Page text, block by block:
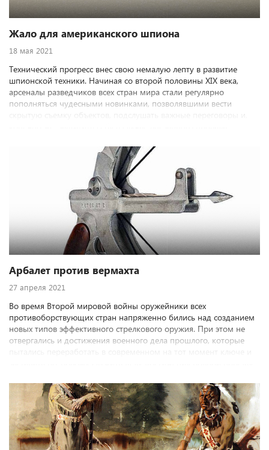
Жало для американского шпиона
18 мая 2021
Технический прогресс внес свою немалую лепту в развитие
шпионской техники. Начиная со второй половины ХIХ века,
арсеналы разведчиков всех стран мира стали регулярно
пополняться чудесными новинками, позволявшими вести
стреляющие пряжки и запонки стали необходимыми
атрибутами «джеймсов бондов» в течение последних полутора
столетий. Вторая мировая война с ее титаническим
противостоянием разведок и контрразведок воюющих держав
вывела гонку шпионской техники и вооружения на совершенно
Арбалет против вермахта
27 апреля 2021
Во время Второй мировой войны оружейники всех
противоборствующих стран напряженно бились над созданием
новых типов эффективного стрелкового оружия. При этом не
отвергались и достижения военного дела прошлого, которые
течение столетий бывший одним из самых эффективных видов
метательного оружия.